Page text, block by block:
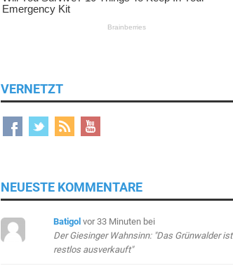
VERNETZT
NEUESTE KOMMENTARE
Batigol vor 33 Minuten bei
Der Giesinger Wahnsinn: "Das Grünwalder ist
restlos ausverkauft"